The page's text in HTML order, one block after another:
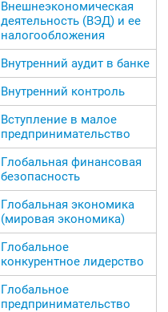
Внешнеэкономическая
деятельность (ВЭД) и ее
налогообложения
Внутренний аудит в банке
Внутренний контроль
Вступление в малое
предпринимательство
Глобальная финансовая
безопасность
Глобальная экономика
(мировая экономика)
Глобальное
конкурентное лидерство
Глобальное
предпринимательство